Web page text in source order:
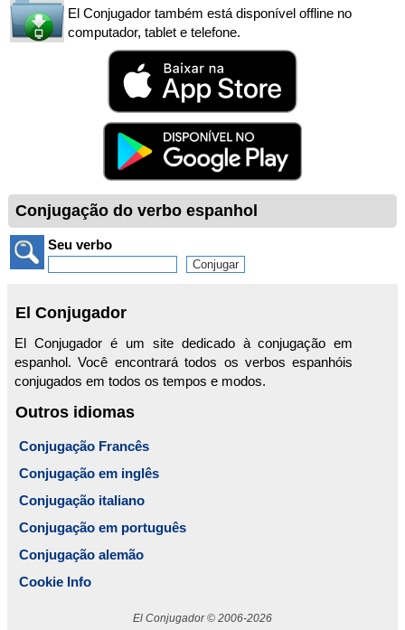
El Conjugador também está disponível offline no
computador, tablet e telefone.
Conjugação do verbo espanhol
Seu verbo
El Conjugador
El Conjugador é um site dedicado à conjugação em
espanhol. Você encontrará todos os verbos espanhóis
conjugados em todos os tempos e modos.
Outros idiomas
Conjugação Francês
Conjugação em inglês
Conjugação italiano
Conjugação em português
Conjugação alemão
Cookie Info
El Conjugador © 2006-2026